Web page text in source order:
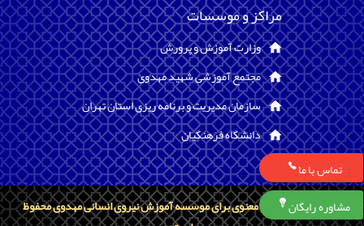
مراکز و موسسات
وزارت آموزش و پرورش
مجتمع آموزشی شهید مهدوی
سازمان مدیریت و برنامه ریزی استان تهران
دانشگاه فرهنگیان
تمامی حقوق مادی و معنوی برای موسسه آموزش نیروی انسانی مهدوی محفوظ
تماس با ما
مشاوره رایگان